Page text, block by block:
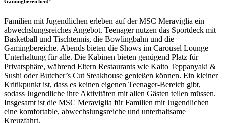
Familien mit Jugendlichen erleben auf der MSC Meraviglia ein
abwechslungsreiches Angebot. Teenager nutzen das Sportdeck mit
Basketball und Tischtennis, die Bowlingbahn und die
Gamingbereiche. Abends bieten die Shows im Carousel Lounge
Unterhaltung für alle. Die Kabinen bieten genügend Platz für
Privatsphäre, während Eltern Restaurants wie Kaito Teppanyaki &
Sushi oder Butcher’s Cut Steakhouse genießen können. Ein kleiner
Kritikpunkt ist, dass es keinen eigenen Teenager-Bereich gibt,
sodass Jugendliche ihre Aktivitäten mit allen Gästen teilen müssen.
Insgesamt ist die MSC Meraviglia für Familien mit Jugendlichen
eine komfortable, abwechslungsreiche und unterhaltsame
Kreuzfahrt.